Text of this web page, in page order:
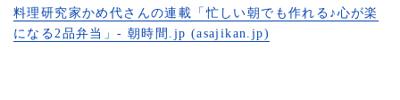
料理研究家かめ代さんの連載「忙しい朝でも作れる♪心が楽
になる2品弁当」- 朝時間.jp (asajikan.jp)